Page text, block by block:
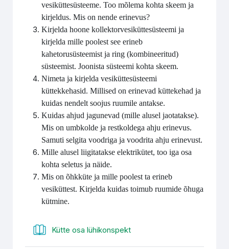
vesiküttesüsteeme. Too mõlema kohta skeem ja
kirjeldus. Mis on nende erinevus?
Kirjelda hoone kollektorvesiküttesüsteemi ja
kirjelda mille poolest see erineb
kahetorusüsteemist ja ring (kombineeritud)
süsteemist. Joonista süsteemi kohta skeem.
Nimeta ja kirjelda vesiküttesüsteemi
küttekkehasid. Millised on erinevad küttekehad ja
kuidas nendelt soojus ruumile antakse.
Kuidas ahjud jagunevad (mille alusel jaotatakse).
Mis on umbkolde ja restkoldega ahju erinevus.
Samuti selgita voodriga ja voodrita ahju erinevust.
Mille alusel liigitatakse elektrikütet, too iga osa
kohta seletus ja näide.
Mis on õhkküte ja mille poolest ta erineb
vesiküttest. Kirjelda kuidas toimub ruumide õhuga
kütmine.
Kütte osa lühikonspektRaamat